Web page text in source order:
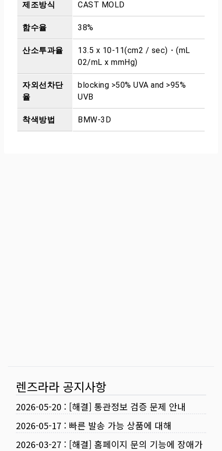
제조방식 CAST MOLD
함수율 38%
산소투과율
13.5 x 10-11(cm2 / sec)・(mL
02/mL x mmHg)
자외선차단
율
blocking >50% UVA and >95%
UVB
착색방법 BMW-3D
렌즈라라 공지사항
2026-05-20 : [해결] 통관정보 검증 문제 안내
2026-05-17 : 빠른 발송 가능 상품에 대해
2026-03-27 : [해결] 홈페이지 문의 기능에 장애가